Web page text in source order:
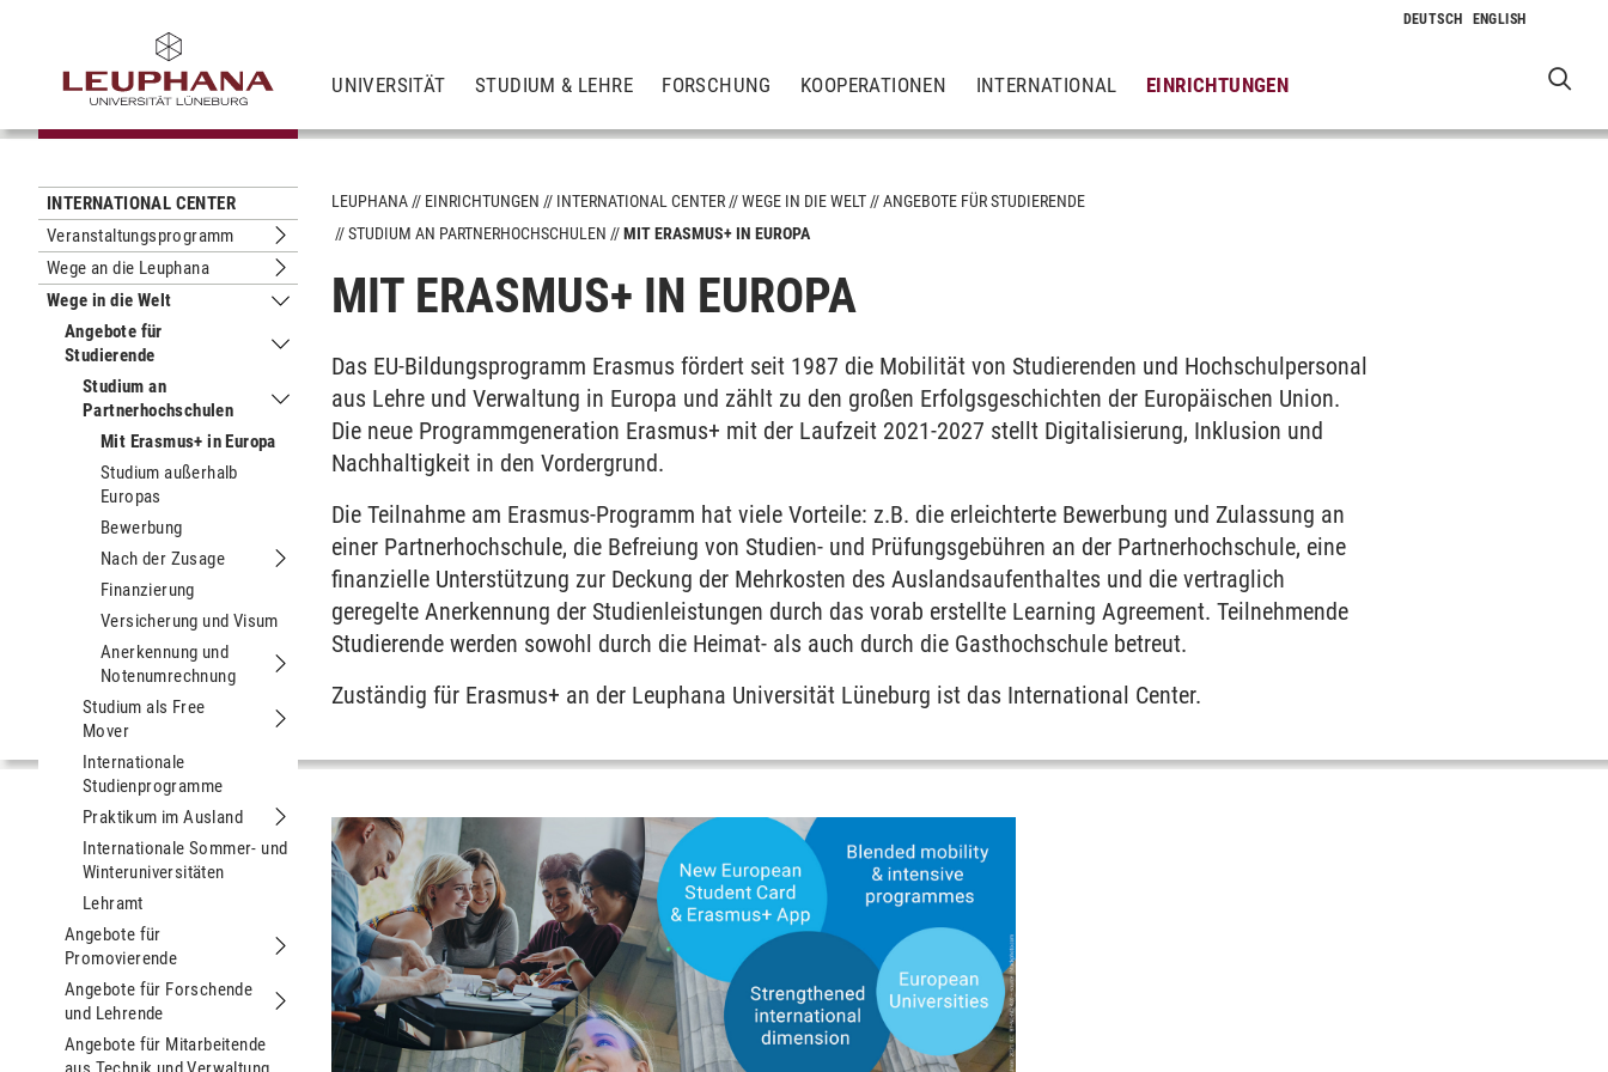
UNIVERSITÄT STUDIUM & LEHRE FORSCHUNG KOOPERATIONEN INTERNATIONAL EINRICHTUNGEN
INTERNATIONAL CENTER
Veranstaltungsprogramm
Untermenu Veranstaltungsprogramm
Wege an die Leuphana
Untermenu Wege an die Leuphana
Wege in die Welt
Untermenu Wege in die Welt
Angebote für
Studierende
Untermenu Angebote für Studierende
Studium an
Partnerhochschulen
Untermenu Studium an Partnerhochschulen
Mit Erasmus+ in Europa
Studium außerhalb
Europas
Bewerbung
Nach der Zusage
Untermenu Nach der Zusage
Finanzierung
Versicherung und Visum
Anerkennung und
Notenumrechnung
Untermenu Anerkennung und Notenumrechnung
Studium als Free
Mover
Untermenu Studium als Free Mover
Internationale
Studienprogramme
Praktikum im Ausland
Untermenu Praktikum im Ausland
Internationale Sommer- und
Winteruniversitäten
Lehramt
Angebote für
Promovierende
Untermenu Angebote für Promovierende
Angebote für Forschende
und Lehrende
Untermenu Angebote für Forschende und Lehrende
Angebote für Mitarbeitende
LEUPHANA EINRICHTUNGEN INTERNATIONAL CENTER WEGE IN DIE WELT
ANGEBOTE FÜR STUDIERENDE
STUDIUM AN PARTNERHOCHSCHULEN
MIT ERASMUS+ IN EUROPA
MIT ERASMUS+ IN EUROPA
Das EU-Bildungsprogramm Erasmus fördert seit 1987 die Mobilität von Studierenden und Hochschulpersonal
aus Lehre und Verwaltung in Europa und zählt zu den großen Erfolgsgeschichten der Europäischen Union.
Die neue Programmgeneration Erasmus+ mit der Laufzeit 2021-2027 stellt Digitalisierung, Inklusion und
Nachhaltigkeit in den Vordergrund.
Die Teilnahme am Erasmus-Programm hat viele Vorteile: z.B. die erleichterte Bewerbung und Zulassung an
einer Partnerhochschule, die Befreiung von Studien- und Prüfungsgebühren an der Partnerhochschule, eine
finanzielle Unterstützung zur Deckung der Mehrkosten des Auslandsaufenthaltes und die vertraglich
geregelte Anerkennung der Studienleistungen durch das vorab erstellte Learning Agreement. Teilnehmende
Studierende werden sowohl durch die Heimat- als auch durch die Gasthochschule betreut.
Zuständig für Erasmus+ an der Leuphana Universität Lüneburg ist das International Center.